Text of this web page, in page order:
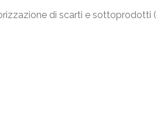
di scarti e sottoprodotti